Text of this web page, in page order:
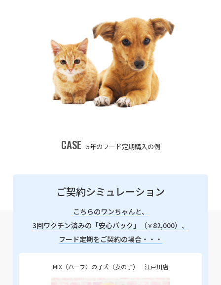
CASE 5年のフード定期購入の例
ご契約シミュレーション
こちらのワンちゃんと、
3回ワクチン済みの「安心パック」（￥82,000）、
フード定期をご契約の場合・・・
MIX（ハーフ）の子犬（女の子） 江戸川店